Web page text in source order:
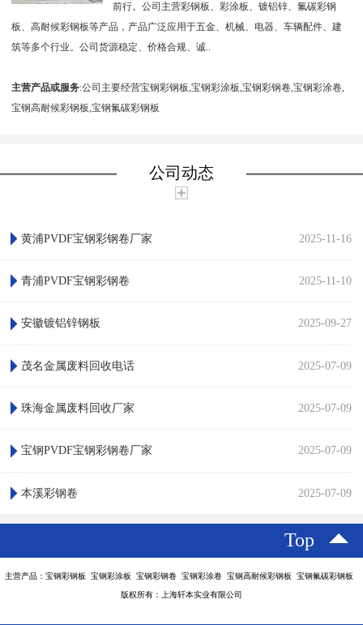
前行。公司主营彩钢板、彩涂板、镀铝锌、氟碳彩钢
板、高耐候彩钢板等产品，产品广泛应用于五金、机械、电器、车辆配件、建
筑等多个行业。公司货源稳定、价格合规、诚..
主营产品或服务:公司主要经营宝钢彩钢板,宝钢彩涂板,宝钢彩钢卷,宝钢彩涂卷,
宝钢高耐候彩钢板,宝钢氟碳彩钢板
公司动态
2025-11-16
黄浦PVDF宝钢彩钢卷厂家
2025-11-10
青浦PVDF宝钢彩钢卷
2025-09-27
安徽镀铝锌钢板
2025-07-09
茂名金属废料回收电话
2025-07-09
珠海金属废料回收厂家
2025-07-09
宝钢PVDF宝钢彩钢卷厂家
2025-07-09
本溪彩钢卷
Top
主营产品：宝钢彩钢板 宝钢彩涂板 宝钢彩钢卷 宝钢彩涂卷 宝钢高耐候彩钢板 宝钢氟碳彩钢板
版权所有：上海轩本实业有限公司